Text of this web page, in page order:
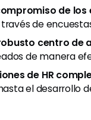
de
de
centro de
de manera
de HR
el desarrollo